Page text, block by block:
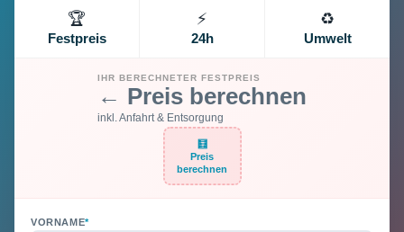
🏆
Festpreis
⚡
24h
♻️
Umwelt
IHR BERECHNETER FESTPREIS
← Preis berechnen
inkl. Anfahrt & Entsorgung
🧮
Preis
berechnen
VORNAME*